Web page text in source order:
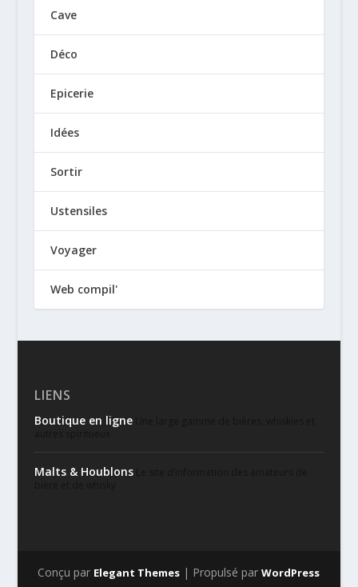
Cave
Déco
Epicerie
Idées
Sortir
Ustensiles
Voyager
Web compil'
LIENS
Boutique en ligneUne large gamme de bières, whiskies et
Malts & HoublonsLe site d’information des amateurs de
Conçu par Elegant Themes | Propulsé parWordPress